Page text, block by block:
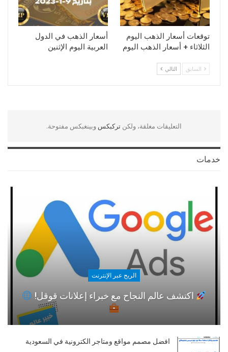
توقعات أسعار الذهب اليوم
الثلاثاء + أسعار الذهب اليوم
أسعار الذهب في الدول
العربية اليوم الإثنين
السابق التالي
التعليقات مغلقة، ولكن تركبكس وبينغبكس مفتوحة.
خدمات
الربح عبر الإنترنت
اكتشف عالم النجاح مع خبراء إعلانات قوقل!
افضل مصمم مواقع ومتاجر الكترونية في السعودية